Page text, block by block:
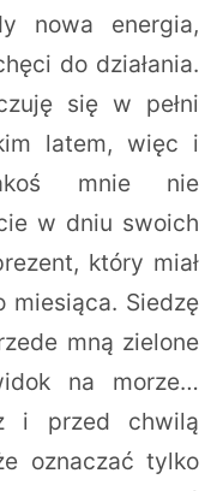
nowa energia,
do działania.
się w pełni
latem, więc i
mnie nie
w dniu swoich
który miał
miesiąca. Siedzę
mną zielone
na morze…
i przed chwilą
oznaczać tylko